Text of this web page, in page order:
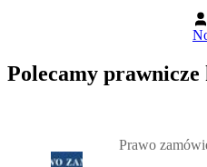
Polecamy prawnicze
Prawo